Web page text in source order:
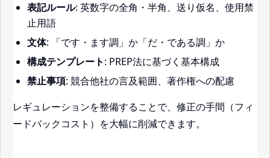
表記ルール: 英数字の全角・半角、送り仮名、使用禁
止用語
文体: 「です・ます調」か「だ・である調」か
構成テンプレート: PREP法に基づく基本構成
禁止事項: 競合他社の言及範囲、著作権への配慮
レギュレーションを整備することで、修正の手間（フィ
ードバックコスト）を大幅に削減できます。